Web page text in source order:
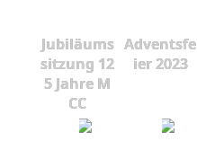
Jubiläums
sitzung 12
5 Jahre M
CC
Adventsfe
ier 2023